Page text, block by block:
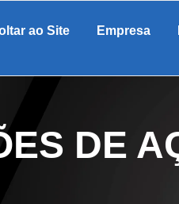
ao Site Empresa
DE